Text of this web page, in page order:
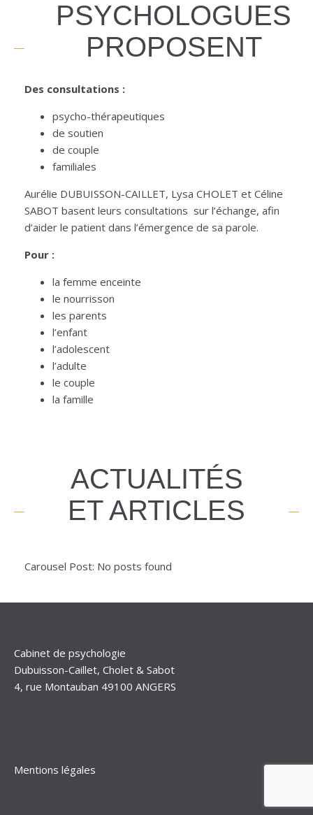
PSYCHOLOGUES
PROPOSENT
Des consultations :
psycho-thérapeutiques
de soutien
de couple
familiales
Aurélie DUBUISSON-CAILLET, Lysa CHOLET et Céline
SABOT basent leurs consultations sur l’échange, afin
d’aider le patient dans l’émergence de sa parole.
Pour :
la femme enceinte
le nourrisson
les parents
l’enfant
l’adolescent
l’adulte
le couple
la famille
ACTUALITÉS
ET ARTICLES
Carousel Post: No posts found
Cabinet de psychologie
Dubuisson-Caillet, Cholet & Sabot
4, rue Montauban 49100 ANGERS
Mentions légales